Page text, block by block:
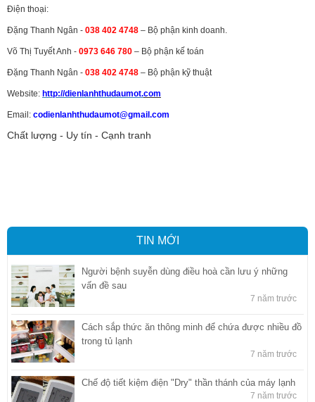
Điện thoại:
Đặng Thanh Ngân - 038 402 4748 – Bộ phận kinh doanh.
Võ Thị Tuyết Anh - 0973 646 780 – Bộ phận kế toán
Đặng Thanh Ngân - 038 402 4748 – Bộ phận kỹ thuật
Website: http://dienlanhthudaumot.com
Email: codienlanhthudaumot@gmail.com
Chất lượng - Uy tín - Cạnh tranh
TIN MỚI
Người bệnh suyễn dùng điều hoà cần lưu ý những
vấn đề sau
7 năm trước
Cách sắp thức ăn thông minh để chứa được nhiều đồ
trong tủ lạnh
7 năm trước
Chế độ tiết kiệm điện "Dry" thần thánh của máy lạnh
7 năm trước